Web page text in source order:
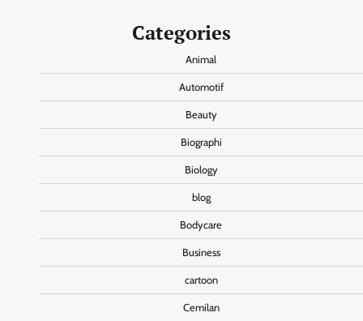
Categories
Animal
Automotif
Beauty
Biographi
Biology
blog
Bodycare
Business
cartoon
Cemilan